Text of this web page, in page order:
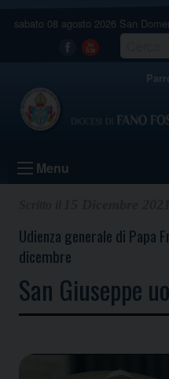
sabato 08 agosto 2026 San
Facebook
Youtube
Menu
Udienza generale di Papa
dicembre
San Giuseppe